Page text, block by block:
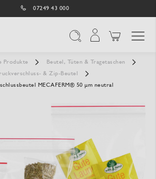
07249 43 000
Produkte
Beutel, Tüten & Tragetaschen
& Zip-Beutel
MECAFERM® 50 µm neutral